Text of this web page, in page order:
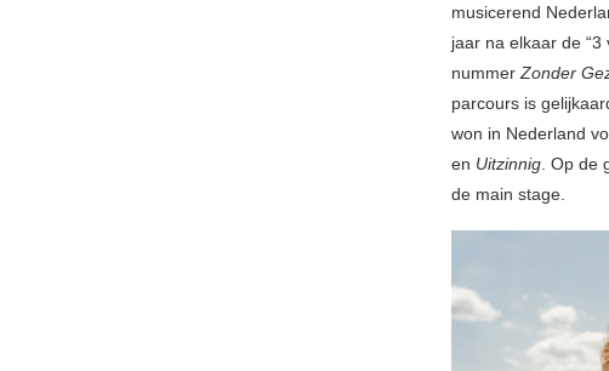
musicerend
jaar na elkaar de
nummerZonder
parcours is
won in Nederland
en Uitzinnig. Op de
de main stage.